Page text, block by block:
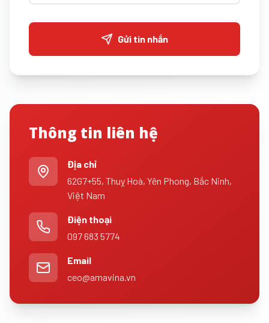
Gửi tin nhắn
Thông tin liên hệ
Địa chỉ
62G7+55, Thuỵ Hoà, Yên Phong, Bắc Ninh,
Việt Nam
Điện thoại
097 683 5774
Email
ceo@amavina.vn